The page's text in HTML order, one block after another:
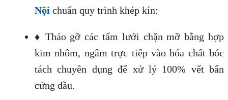
Nội chuẩn quy trình khép kín:
♦ Tháo gỡ các tấm lưới chặn mỡ bằng hợp
kim nhôm, ngâm trực tiếp vào hóa chất bóc
tách chuyên dụng để xử lý 100% vết bẩn
cứng đầu.